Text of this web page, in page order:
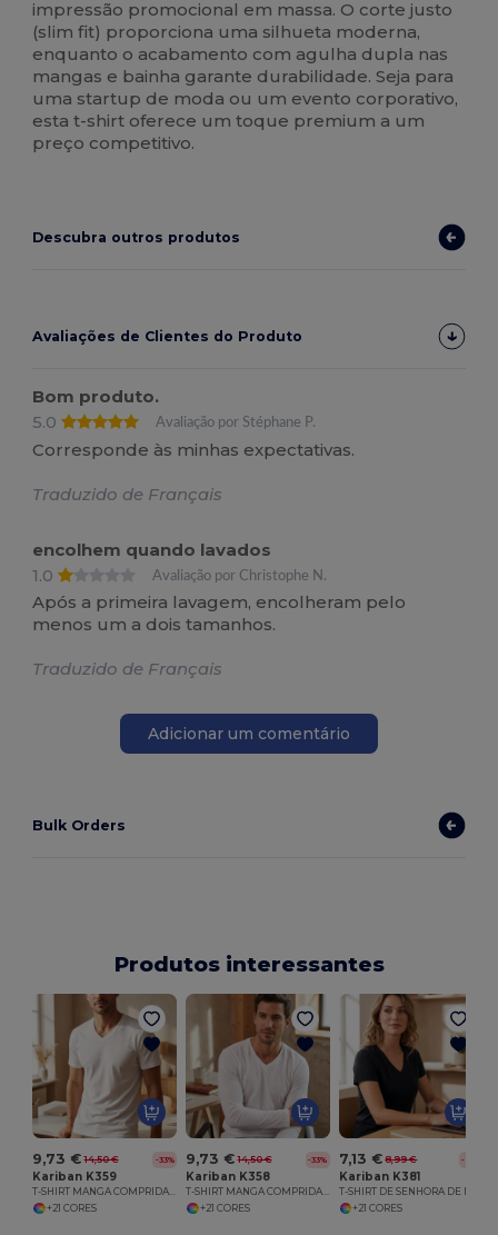
impressão promocional em massa. O corte justo
(slim fit) proporciona uma silhueta moderna,
enquanto o acabamento com agulha dupla nas
mangas e bainha garante durabilidade. Seja para
uma startup de moda ou um evento corporativo,
esta t-shirt oferece um toque premium a um
preço competitivo.
Descubra outros produtos
Avaliações de Clientes do Produto
Bom produto.
5.0
Avaliação por Stéphane P.
Corresponde às minhas expectativas.
Traduzido de Français
encolhem quando lavados
1.0
Avaliação por Christophe N.
Após a primeira lavagem, encolheram pelo
menos um a dois tamanhos.
Traduzido de Français
Adicionar um comentário
Bulk Orders
Produtos interessantes
9,73 € 14,50 € -33%
Kariban K359
T-SHIRT MANGA COMPRIDA DECOTE REDONDO
+21 CORES
9,73 € 14,50 € -33%
Kariban K358
T-SHIRT MANGA COMPRIDA E DECOTE V
+21 CORES
7,13 € 8,99 € -21%
Kariban K381
+21 CORES